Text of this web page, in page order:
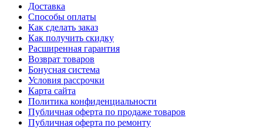
Доставка
Способы оплаты
Как сделать заказ
Как получить скидку
Расширенная гарантия
Возврат товаров
Бонусная система
Условия рассрочки
Карта сайта
Политика конфиденциальности
Публичная оферта по продаже товаров
Публичная оферта по ремонту